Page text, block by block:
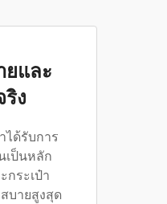
ยและ
ง
ได้รับการ
เป็นหลัก
กระเป๋า
บายสูงสุด